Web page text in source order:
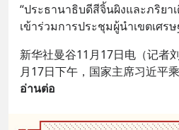
“ประธานาธิบดีสีจิ้นผิงและภริยา
เข้าร่วมการประชุมผู้นำเขตเศรษ
新华社曼谷11月17日电（记者
月17日下午，国家主席习近平
อ่านต่อ